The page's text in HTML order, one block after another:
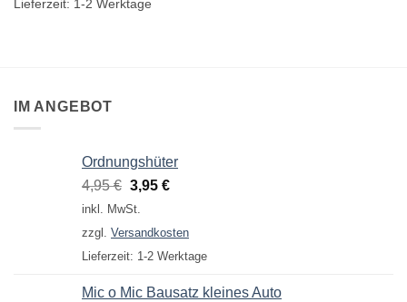
Lieferzeit: 1-2 Werktage
IM ANGEBOT
Ordnungshüter
4,95€ Ursprünglicher
Preis
4,95 €
3,95 €Aktueller
3,95 €.
inkl. MwSt.
zzgl. Versandkosten
Lieferzeit: 1-2 Werktage
Mic o Mic Bausatz kleines Auto